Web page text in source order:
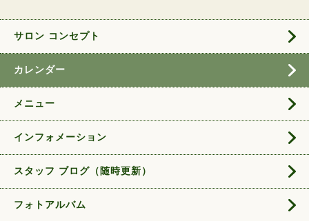
サロン コンセプト
カレンダー
メニュー
インフォメーション
スタッフ ブログ（随時更新）
フォトアルバム